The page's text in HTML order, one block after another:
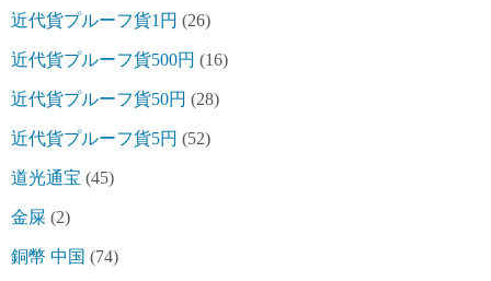
近代貨プルーフ貨1円 (26)
近代貨プルーフ貨500円 (16)
近代貨プルーフ貨50円 (28)
近代貨プルーフ貨5円 (52)
道光通宝 (45)
金屎 (2)
銅幣 中国 (74)